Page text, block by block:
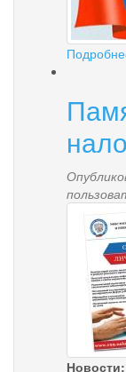
Новости: